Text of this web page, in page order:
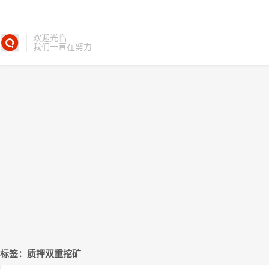
欢迎光临
我们一直在努力
标签：质押双重挖矿